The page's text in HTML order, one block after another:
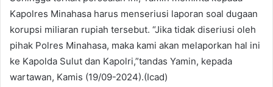
Kapolres Minahasa harus menseriusi laporan soal dugaan
korupsi miliaran rupiah tersebut. “Jika tidak diseriusi oleh
pihak Polres Minahasa, maka kami akan melaporkan hal ini
ke Kapolda Sulut dan Kapolri,”tandas Yamin, kepada
wartawan, Kamis (19/09-2024).(Icad)